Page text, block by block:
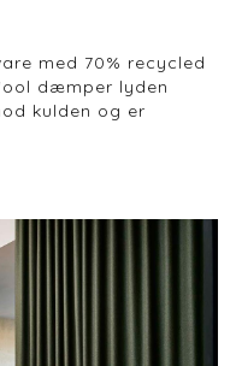
med 70% recycled
dæmper lyden
kulden og er